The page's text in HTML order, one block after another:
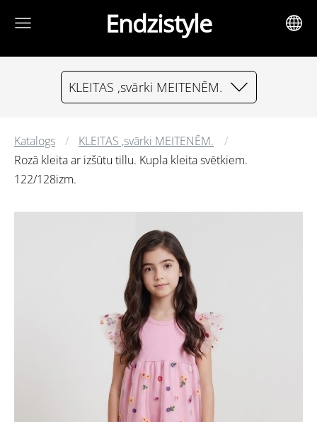
Endzistyle
KLEITAS ,svārki MEITENĒM.
Katalogs
KLEITAS ,svārki MEITENĒM.
Rozā kleita ar izšūtu tillu. Kupla kleita svētkiem.
122/128izm.